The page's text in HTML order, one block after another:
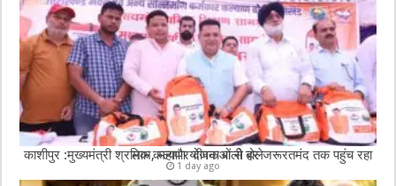
काशीपुर :मुख्यमंत्री श्रमिक कल्याण योजनाओं से हर जरूरतमंद तक पहुंच रहा लाभ, महापौर दीपक बाली बोले
1 day ago